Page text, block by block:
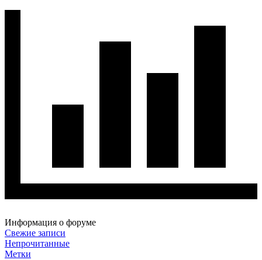
Информация о форуме
Свежие записи
Непрочитанные
Метки